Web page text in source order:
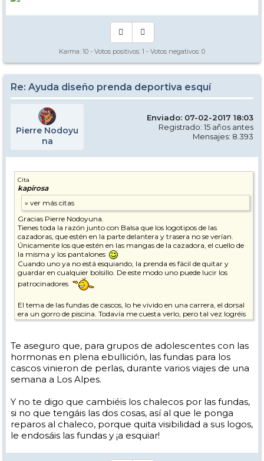
Karma: 10 - Votos positivos: 1 - Votos negativos: 0
Re: Ayuda diseño prenda deportiva esquí
Pierre Nodoyu
na
Enviado: 07-02-2017 18:03
Registrado: 15 años antes
Mensajes: 8.393
Cita
kapirosa
Gracias Pierre Nodoyuna.
Tienes toda la razón junto con Balsa que los logotipos de las
cazadoras, que estén en la parte delantera y trasera no se verían.
Únicamente los que estén en las mangas de la cazadora, el cuello de
la misma y los pantalones
Cuando uno ya no está esquiando, la prenda es fácil de quitar y
guardar en cualquier bolsillo. De este modo uno puede lucir los
patrocinadores
El tema de las fundas de cascos, lo he vivido en una carrera, el dorsal
era un gorro de piscina. Todavía me cuesta verlo, pero tal vez logréis
convencerme
Te aseguro que, para grupos de adolescentes con las
hormonas en plena ebullición, las fundas para los
cascos vinieron de perlas, durante varios viajes de una
semana a Los Alpes.
Y no te digo que cambiéis los chalecos por las fundas,
si no que tengáis las dos cosas, así al que le ponga
reparos al chaleco, porque quita visibilidad a sus logos,
le endosáis las fundas y ¡a esquiar!